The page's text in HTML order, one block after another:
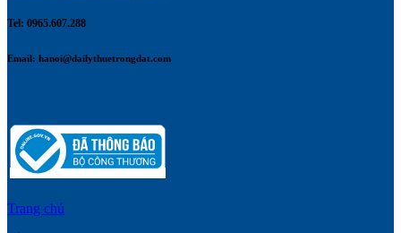
Tel: 0965.607.288
Email: hanoi@dailythuetrongdat.com
Trang chủ